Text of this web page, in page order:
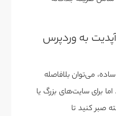
به وردپرس
می‌توان بلافاصله
برای سایت‌های بزرگ یا
صبر کنید تا